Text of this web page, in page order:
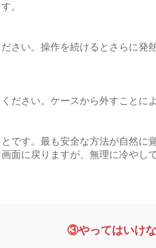
。
さい。操作を続けるとさらに発
ださい。ケースから外すことに
です。最も安全な方法が自然に
面に戻りますが、無理に冷やし
③やってはいけ